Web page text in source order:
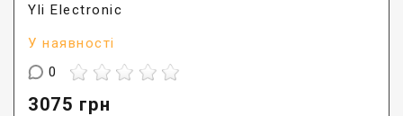
Yli Electronic
У наявності
0
3075 грн